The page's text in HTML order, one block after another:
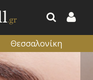
ΕΙΣΟΔΟΣ
Θεσσαλονίκη